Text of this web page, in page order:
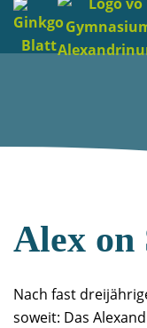
Alex on
Nach fast
soweit: Das